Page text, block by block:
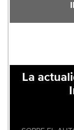
La